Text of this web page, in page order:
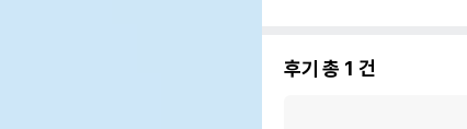
후기 총 1 건